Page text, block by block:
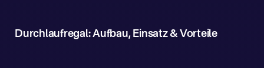
Durchlaufregal: Aufbau, Einsatz & Vorteile